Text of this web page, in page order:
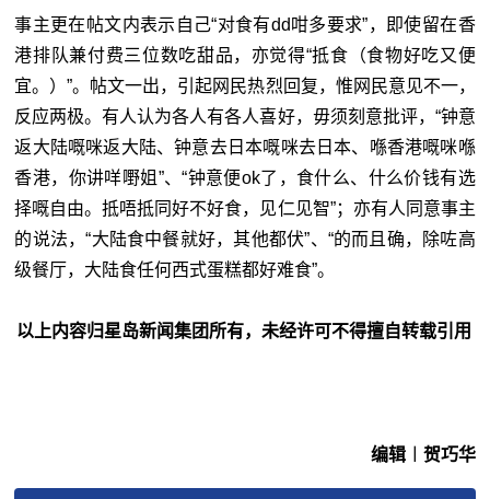
事主更在帖文内表示自己“对食有dd咁多要求”，即使留在香
港排队兼付费三位数吃甜品，亦觉得“抵食（食物好吃又便
宜。）”。帖文一出，引起网民热烈回复，惟网民意见不一，
反应两极。有人认为各人有各人喜好，毋须刻意批评，“钟意
返大陆嘅咪返大陆、钟意去日本嘅咪去日本、喺香港嘅咪喺
香港，你讲咩嘢姐”、“钟意便ok了，食什么、什么价钱有选
择嘅自由。抵唔抵同好不好食，见仁见智”；亦有人同意事主
的说法，“大陆食中餐就好，其他都伏”、“的而且确，除咗高
级餐厅，大陆食任何西式蛋糕都好难食”。
以上内容归星岛新闻集团所有，未经许可不得擅自转载引用
编辑︱贺巧华